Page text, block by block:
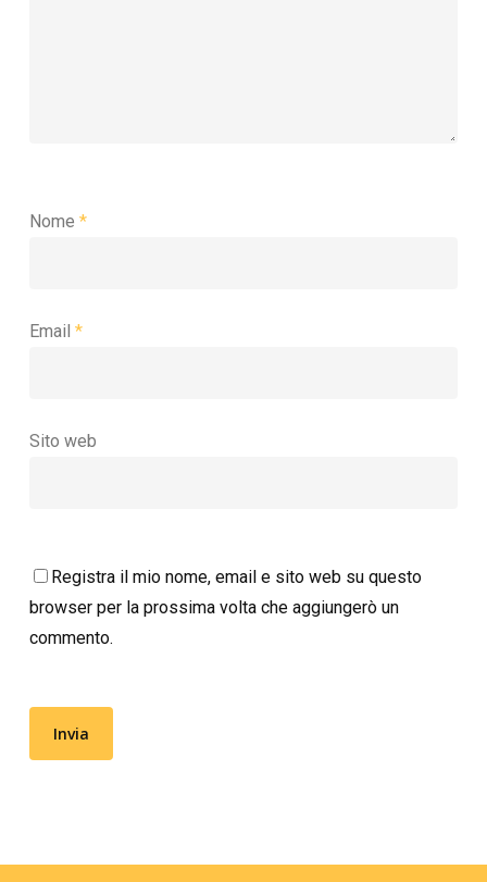
Nome *
Email *
Sito web
Registra il mio nome, email e sito web su questo
browser per la prossima volta che aggiungerò un
commento.